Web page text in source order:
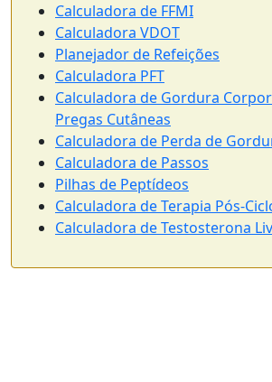
Calculadora de FFMI
Calculadora VDOT
Planejador de Refeições
Calculadora PFT
Calculadora de Gordura
Pregas Cutâneas
Calculadora de Perda de
Calculadora de Passos
Pilhas de Peptídeos
Calculadora de Terapia Pós-
Calculadora de Testosterona